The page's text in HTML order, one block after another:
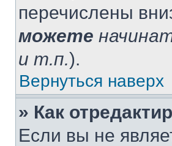
перечислены
можете
и т.п.).
Вернуться наверх
» Как
Если вы не